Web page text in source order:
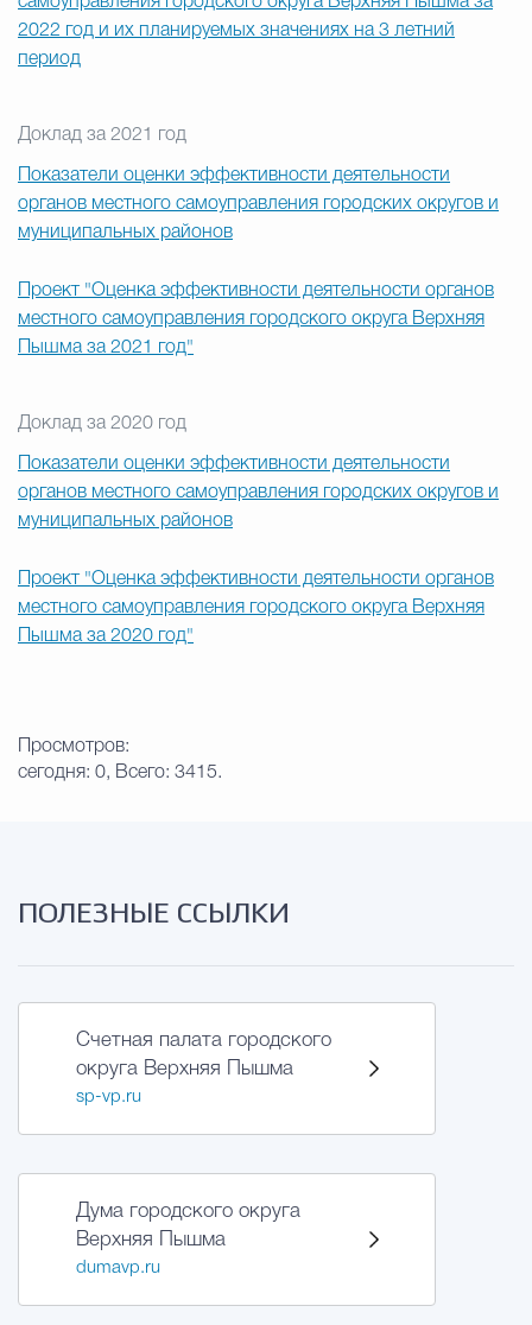
2022 год и их планируемых значениях на 3 летний
период
Доклад за 2021 год
Показатели оценки эффективности деятельности
органов местного самоуправления городских округов и
муниципальных районов
Проект "Оценка эффективности деятельности органов
местного самоуправления городского округа Верхняя
Пышма за 2021 год"
Доклад за 2020 год
Показатели оценки эффективности деятельности
органов местного самоуправления городских округов и
муниципальных районов
Проект "Оценка эффективности деятельности органов
местного самоуправления городского округа Верхняя
Пышма за 2020 год"
Просмотров:
сегодня: 0, Всего: 3415.
ПОЛЕЗНЫЕ ССЫЛКИ
Счетная палата городского
округа Верхняя Пышма
sp-vp.ru
Дума городского округа
Верхняя Пышма
dumavp.ru